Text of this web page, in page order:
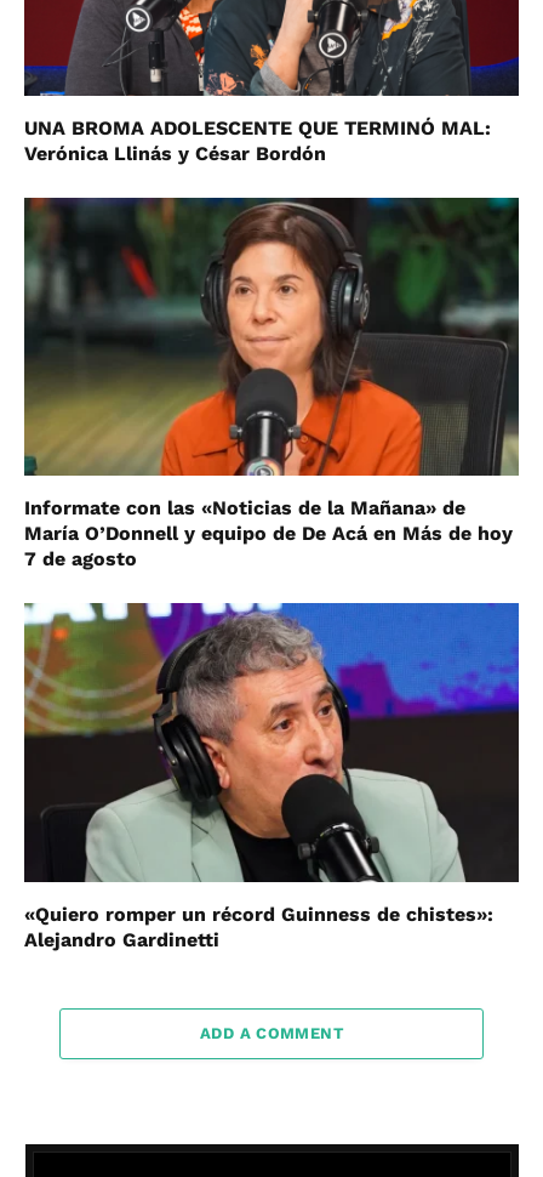
UNA BROMA ADOLESCENTE QUE TERMINÓ MAL:
Verónica Llinás y César Bordón
Informate con las «Noticias de la Mañana» de
María O’Donnell y equipo de De Acá en Más de hoy
7 de agosto
«Quiero romper un récord Guinness de chistes»:
Alejandro Gardinetti
ADD A COMMENT